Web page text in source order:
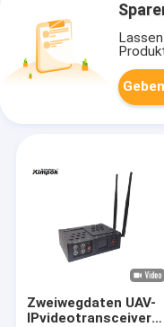
Zweiwegdaten UAV-
IPvideotransceiver